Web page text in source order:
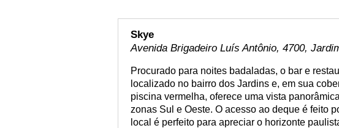
Skye
Avenida Brigadeiro Luís Antônio, 4700,
Procurado para noites badaladas, o bar e
localizado no bairro dos Jardins e, em sua
piscina vermelha, oferece uma vista
zonas Sul e Oeste. O acesso ao deque é feito
local é perfeito para apreciar o horizonte